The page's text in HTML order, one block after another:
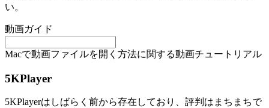
い。
動画ガイド
Macで動画ファイルを開く方法に関する動画チュートリアル
5KPlayer
5KPlayerはしばらく前から存在しており、評判はまちまちで